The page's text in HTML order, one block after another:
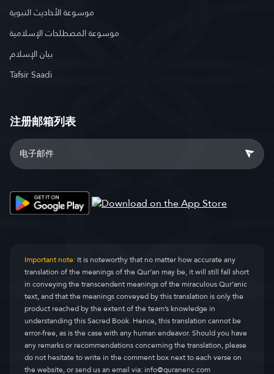
موسوعة الأحاديث النبوية
موسوعة المصطلحات الإسلامية
بيان الإسلام
Tafsir Saadi
注册邮箱列表
Important note:It is noteworthy that no matter how accurate any
translation of the meanings of the Qur’an may be, it will still fall short
in conveying the transcendent meanings of the miraculous Qur’anic
text, and that the meanings conveyed by this translation is only the
product reached by the extent of the team’s knowledge in
understanding this Sacred Book. Hence, this translation cannot be
error-free, as is the case with any human endeavor. Should you have
any remarks or recommendations concerning the translation, please
do not hesitate to write in the comment box next to each verse on
the website, or send us an email via:info@quranenc.com